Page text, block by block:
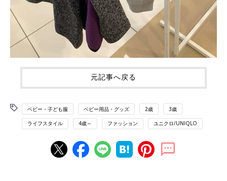
元記事へ戻る
ベビー・子ども服 ベビー用品・グッズ 2歳 3歳
ライフスタイル 4歳～ ファッション ユニクロ/UNIQLO